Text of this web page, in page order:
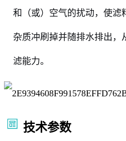
和（或）空气的扰动，使滤
杂质冲刷掉并随排水排出，
滤能力。
技术参数